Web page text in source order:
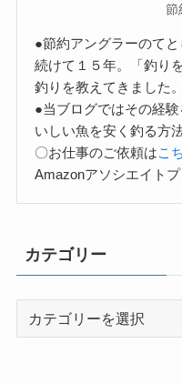
節
●節約アングラーのて
続けて１５年。「釣り
釣りを教えてきました。
●当ブログではその経
いしい魚を安く釣る方
〇お仕事のご依頼はこ
Amazonアソシエイト
カテゴリー